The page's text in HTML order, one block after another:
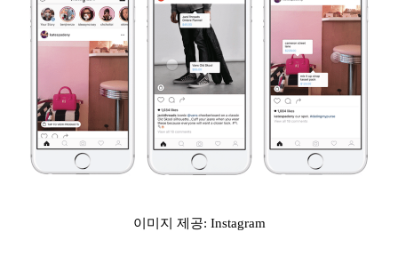
이미지 제공: Instagram